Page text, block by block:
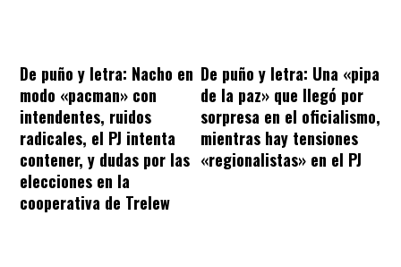
De puño y letra: Nacho en
modo «pacman» con
intendentes, ruidos
radicales, el PJ intenta
contener, y dudas por las
elecciones en la
cooperativa de Trelew
De puño y letra: Una «pipa
de la paz» que llegó por
sorpresa en el oficialismo,
mientras hay tensiones
«regionalistas» en el PJ